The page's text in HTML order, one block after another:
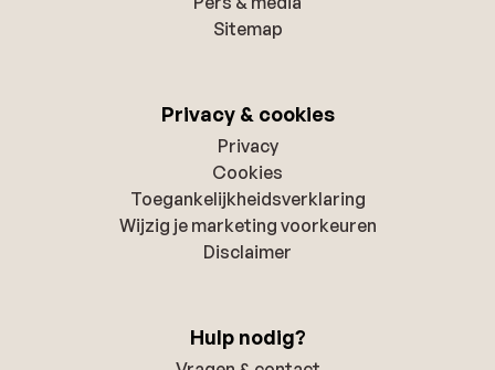
Sitemap
Privacy & cookies
Privacy
Cookies
Toegankelijkheidsverklaring
Wijzig je marketing voorkeuren
Disclaimer
Hulp nodig?